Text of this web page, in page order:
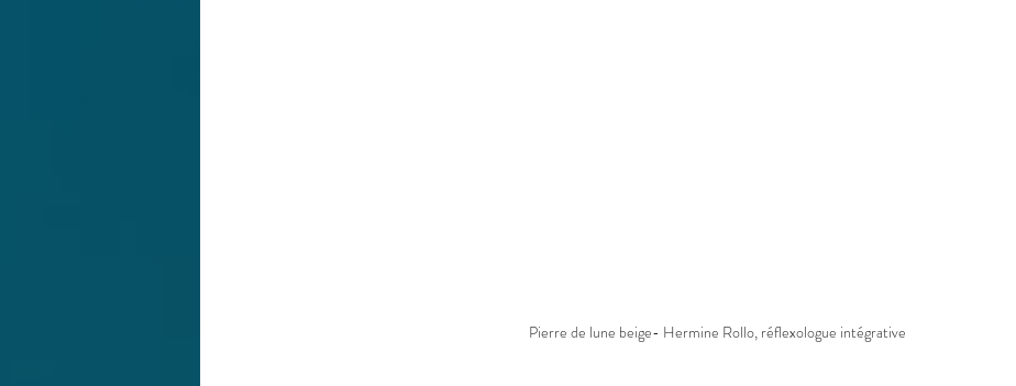
Pierre de lune beige- Hermine Rollo, réflexologue intégrative